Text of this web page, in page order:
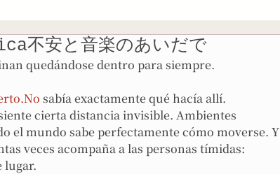
安と音楽のあいだで
quedándose dentro para siempre.
sabía exactamente qué hacía allí.
cierta distancia invisible. Ambientes
el mundo sabe perfectamente cómo moverse. Y
veces acompaña a las personas tímidas:
lugar.